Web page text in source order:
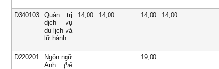
D340103
Quản trị
dịch vụ
du lịch và
lữ hành
14,00 14,00 14,00 14,00
D220201
Ngôn ngữ
Anh (hệ
19,00